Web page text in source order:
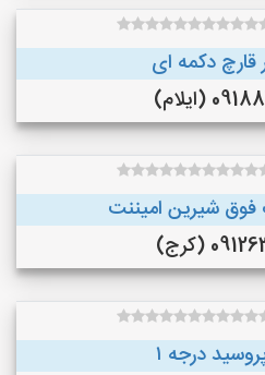
دکمه ای
(ایلام)
فوق شیرین امیننت
(کرج)
درجه ۱